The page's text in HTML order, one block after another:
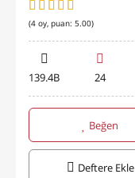
(4 oy, puan: 5.00)
139.4B 24
Beğen
Deftere Ekle